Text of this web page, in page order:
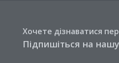
Хочете дізнаватися
Підпишіться на